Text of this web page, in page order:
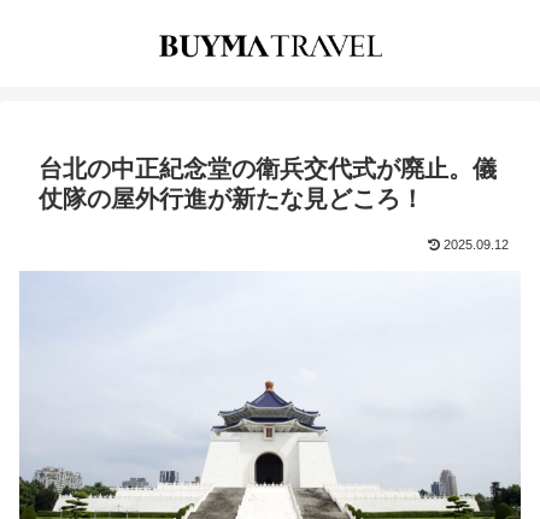
台北の中正紀念堂の衛兵交代式が廃止。儀
仗隊の屋外行進が新たな見どころ！
2025.09.12